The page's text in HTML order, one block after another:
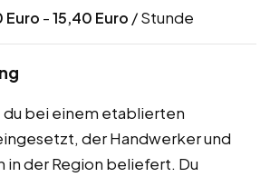
Euro -15,40 Euro / Stunde
du bei einem etablierten
der Handwerker und
in der Region beliefert. Du